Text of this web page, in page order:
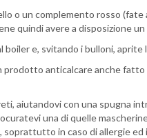
o un complemento rosso
quindi avere a disposizione
e, svitando i bulloni, aprite
anticalcare anche fatto
aiutandovi con una spugna
una di quelle
in caso di allergie ed